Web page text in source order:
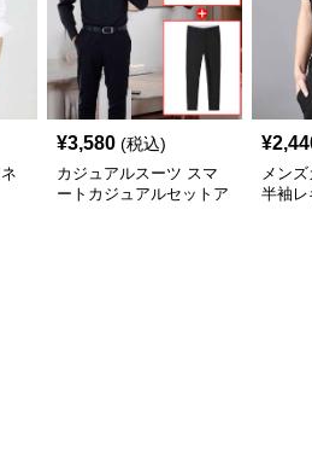
¥3,580 (税込)
カジュアルスーツ スマ
ートカジュアルセットア
¥
メン
半袖レ